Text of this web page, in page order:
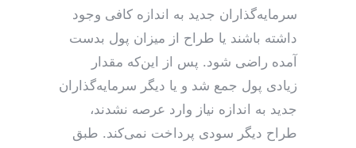
سرمایه‌گذاران جدید به اندازه کافی وجود
داشته باشند یا طراح از میزان پول بدست
آمده راضی شود. پس از این‌که مقدار
زیادی پول جمع شد و یا دیگر سرمایه‌گذاران
جدید به اندازه نیاز وارد عرصه نشدند،
طراح دیگر سودی پرداخت نمی‌کند. طبق